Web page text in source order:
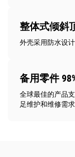
整体式倾斜
外壳采用防水设
备用零件
全球最佳的产品
足维护和维修需求